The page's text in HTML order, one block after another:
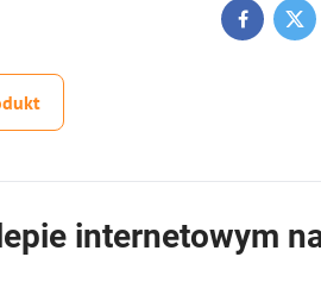
Facebook
internetowym